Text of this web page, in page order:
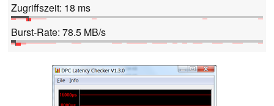
Zugriffszeit: 18 ms
Burst-Rate: 78.5 MB/s